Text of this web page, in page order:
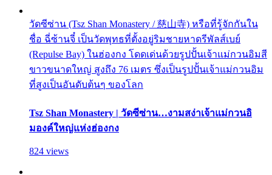
วัดซีซ่าน (Tsz Shan Monastery / 慈山寺) หรือที่รู้จักกันใน
ชื่อ ฉี่ซ้านจี๋ เป็นวัดพุทธที่ตั้งอยู่ริมชายหาดรีพัลส์เบย์
(Repulse Bay) ในฮ่องกง โดดเด่นด้วยรูปปั้นเจ้าแม่กวนอิมสี
ขาวขนาดใหญ่ สูงถึง 76 เมตร ซึ่งเป็นรูปปั้นเจ้าแม่กวนอิม
ที่สูงเป็นอันดับต้นๆ ของโลก
Tsz Shan Monastery | วัดซีซ่าน…งามสง่าเจ้าแม่กวนอิ
มองค์ใหญ่แห่งฮ่องกง
824 views